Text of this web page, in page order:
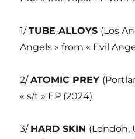
1/TUBE ALLOYS (Los
Angels » from « Evil
2/ATOMIC PREY
« s/t » EP (2024)
3/ HARD SKIN (London,